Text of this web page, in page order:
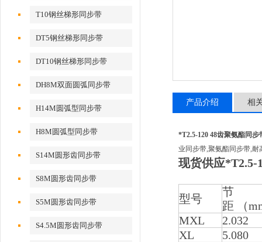
T10钢丝梯形同步带
DT5钢丝梯形同步带
DT10钢丝梯形同步带
DH8M双面圆弧同步带
H14M圆弧型同步带
H8M圆弧型同步带
S14M圆形齿同步带
S8M圆形齿同步带
S5M圆形齿同步带
S4.5M圆形齿同步带
产品介绍 相
*T2.5-120 48齿聚氨酯同步
业同步带,聚氨酯同步带,耐
现货供应*T2.5-
型号
节
距 （
MXL
2.032
XL
5.080